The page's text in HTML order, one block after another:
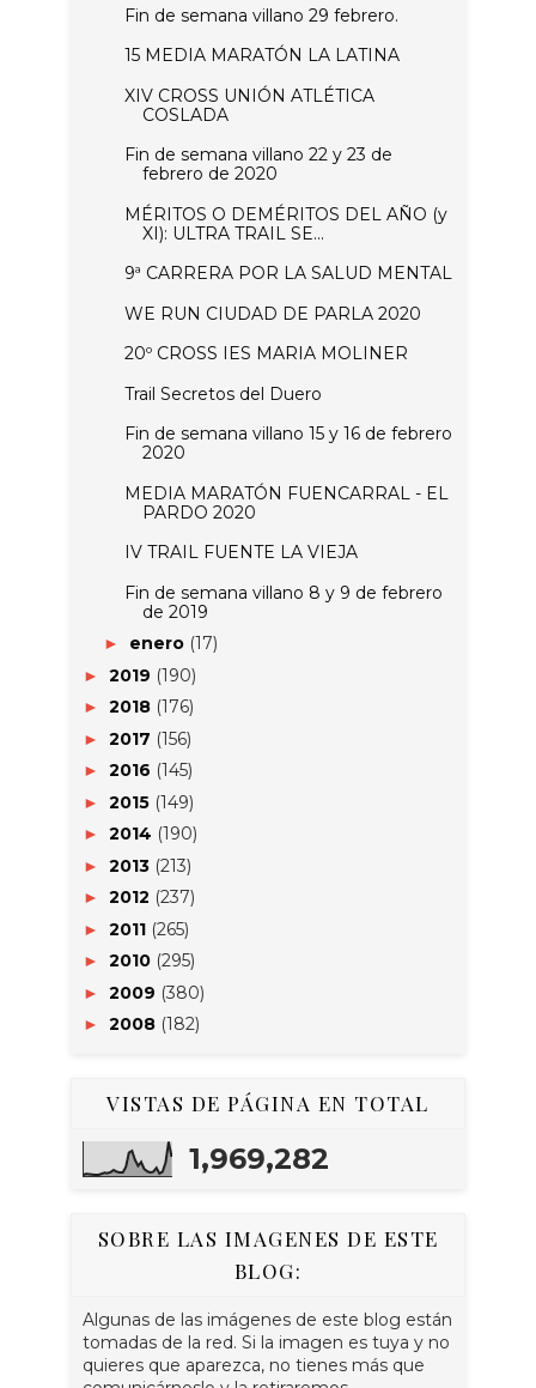
Fin de semana villano 29 febrero.
15 MEDIA MARATÓN LA LATINA
XIV CROSS UNIÓN ATLÉTICA
COSLADA
Fin de semana villano 22 y 23 de
febrero de 2020
MÉRITOS O DEMÉRITOS DEL AÑO (y
XI): ULTRA TRAIL SE...
9ª CARRERA POR LA SALUD MENTAL
WE RUN CIUDAD DE PARLA 2020
20º CROSS IES MARIA MOLINER
Trail Secretos del Duero
Fin de semana villano 15 y 16 de febrero
2020
MEDIA MARATÓN FUENCARRAL - EL
PARDO 2020
IV TRAIL FUENTE LA VIEJA
Fin de semana villano 8 y 9 de febrero
de 2019
► enero (17)
► 2019 (190)
► 2018 (176)
► 2017 (156)
► 2016 (145)
► 2015 (149)
► 2014 (190)
► 2013 (213)
► 2012 (237)
► 2011 (265)
► 2010 (295)
► 2009 (380)
► 2008 (182)
VISTAS DE PÁGINA EN TOTAL
1,969,282
SOBRE LAS IMAGENES DE ESTE
BLOG:
Algunas de las imágenes de este blog están
tomadas de la red. Si la imagen es tuya y no
quieres que aparezca, no tienes más que